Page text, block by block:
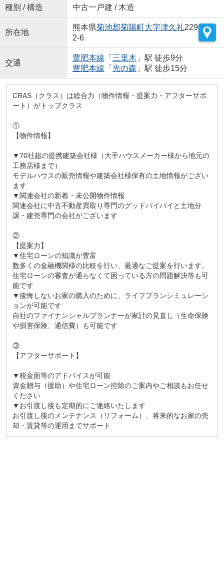
種別 / 構造 中古一戸建 / 木造
所在地
熊本県菊池郡菊陽町大字津久礼229
2-6
交通
豊肥本線 「 三里木 」駅 徒歩9分
豊肥本線 「 光の森 」駅 徒歩15分
CRAS（クラス）は総合力（物件情報・提案力・アフターサポ
ート）がトップクラス
①
【物件情報】
▼70社超の提携建築会社様（大手ハウスメーカー様から地元の
工務店様まで）
モデルハウスの販売情報や建築会社様保有の土地情報がござい
ます
▼関連会社の新着・未公開物件情報
関連会社に中古不動産買取り専門のグッドバイバイと土地分
譲・建売専門の会社がございます
②
【提案力】
▼住宅ローンの知識が豊富
数多くの金融機関様の比較を行い、最適なご提案を行います。
住宅ローンの審査が通らなくて困っている方の問題解決等も可
能です
▼後悔しないお家の購入のために、ライフプランシミュレーシ
ョンが可能です
自社のファイナンシャルプランナーが家計の見直し（生命保険
や損害保険、通信費）も可能です
③
【アフターサポート】
▼税金面等のアドバイスが可能
資金贈与（援助）や住宅ローン控除のご案内やご相談もお任せ
ください
▼お引渡し後も定期的にご連絡いたします
お引渡し後のメンテナンス（リフォーム）、将来的なお家の売
却・賃貸等の運用までサポート